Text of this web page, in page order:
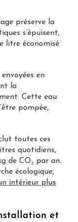
préserve la
s’épuisent,
litre économisé
en
la
Cette eau
pompée,
toutes ces
quotidiens,
de CO₂ par an.
écologique,
intérieur plus
et